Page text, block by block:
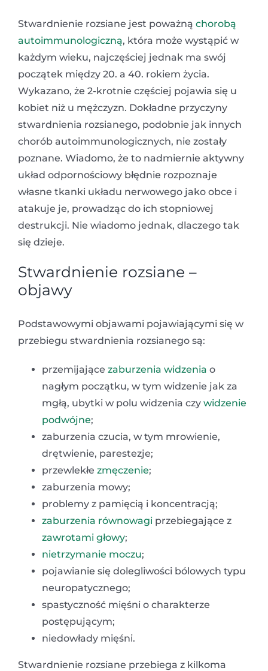
Stwardnienie rozsiane jest poważną chorobą
autoimmunologiczną, która może wystąpić w
każdym wieku, najczęściej jednak ma swój
początek między 20. a 40. rokiem życia.
Wykazano, że 2-krotnie częściej pojawia się u
kobiet niż u mężczyzn. Dokładne przyczyny
stwardnienia rozsianego, podobnie jak innych
chorób autoimmunologicznych, nie zostały
poznane. Wiadomo, że to nadmiernie aktywny
układ odpornościowy błędnie rozpoznaje
własne tkanki układu nerwowego jako obce i
atakuje je, prowadząc do ich stopniowej
destrukcji. Nie wiadomo jednak, dlaczego tak
się dzieje.
Stwardnienie rozsiane –
objawy
Podstawowymi objawami pojawiającymi się w
przebiegu stwardnienia rozsianego są:
przemijające zaburzenia widzenia o
nagłym początku, w tym widzenie jak za
mgłą, ubytki w polu widzenia czy widzenie
podwójne;
zaburzenia czucia, w tym mrowienie,
drętwienie, parestezje;
przewlekłe zmęczenie;
zaburzenia mowy;
problemy z pamięcią i koncentracją;
zaburzenia równowagi przebiegające z
zawrotami głowy;
nietrzymanie moczu;
pojawianie się dolegliwości bólowych typu
neuropatycznego;
spastyczność mięśni o charakterze
postępującym;
niedowłady mięśni.
Stwardnienie rozsiane przebiega z kilkoma